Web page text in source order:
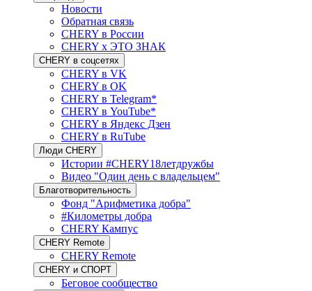
Новости
Обратная связь
CHERY в России
CHERY x ЭТО ЗНАК
CHERY в соцсетях
CHERY в VK
CHERY в OK
CHERY в Telegram*
CHERY в YouTube*
CHERY в Яндекс Дзен
CHERY в RuTube
Люди CHERY
Истории #CHERY18летдружбы
Видео "Один день с владельцем"
Благотворительность
Фонд "Арифметика добра"
#Километры добра
CHERY Кампус
CHERY Remote
CHERY Remote
CHERY и СПОРТ
Беговое сообщество